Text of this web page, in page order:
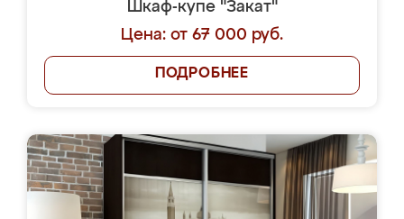
Шкаф-купе "Закат"
Цена: от 67 000 руб.
ПОДРОБНЕЕ